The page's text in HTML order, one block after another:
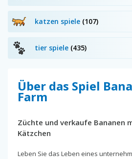
katzen spiele (107)
tier spiele (435)
Über das Spiel
Farm
Züchte und verkaufe Bananen
Kätzchen
Leben Sie das Leben eines